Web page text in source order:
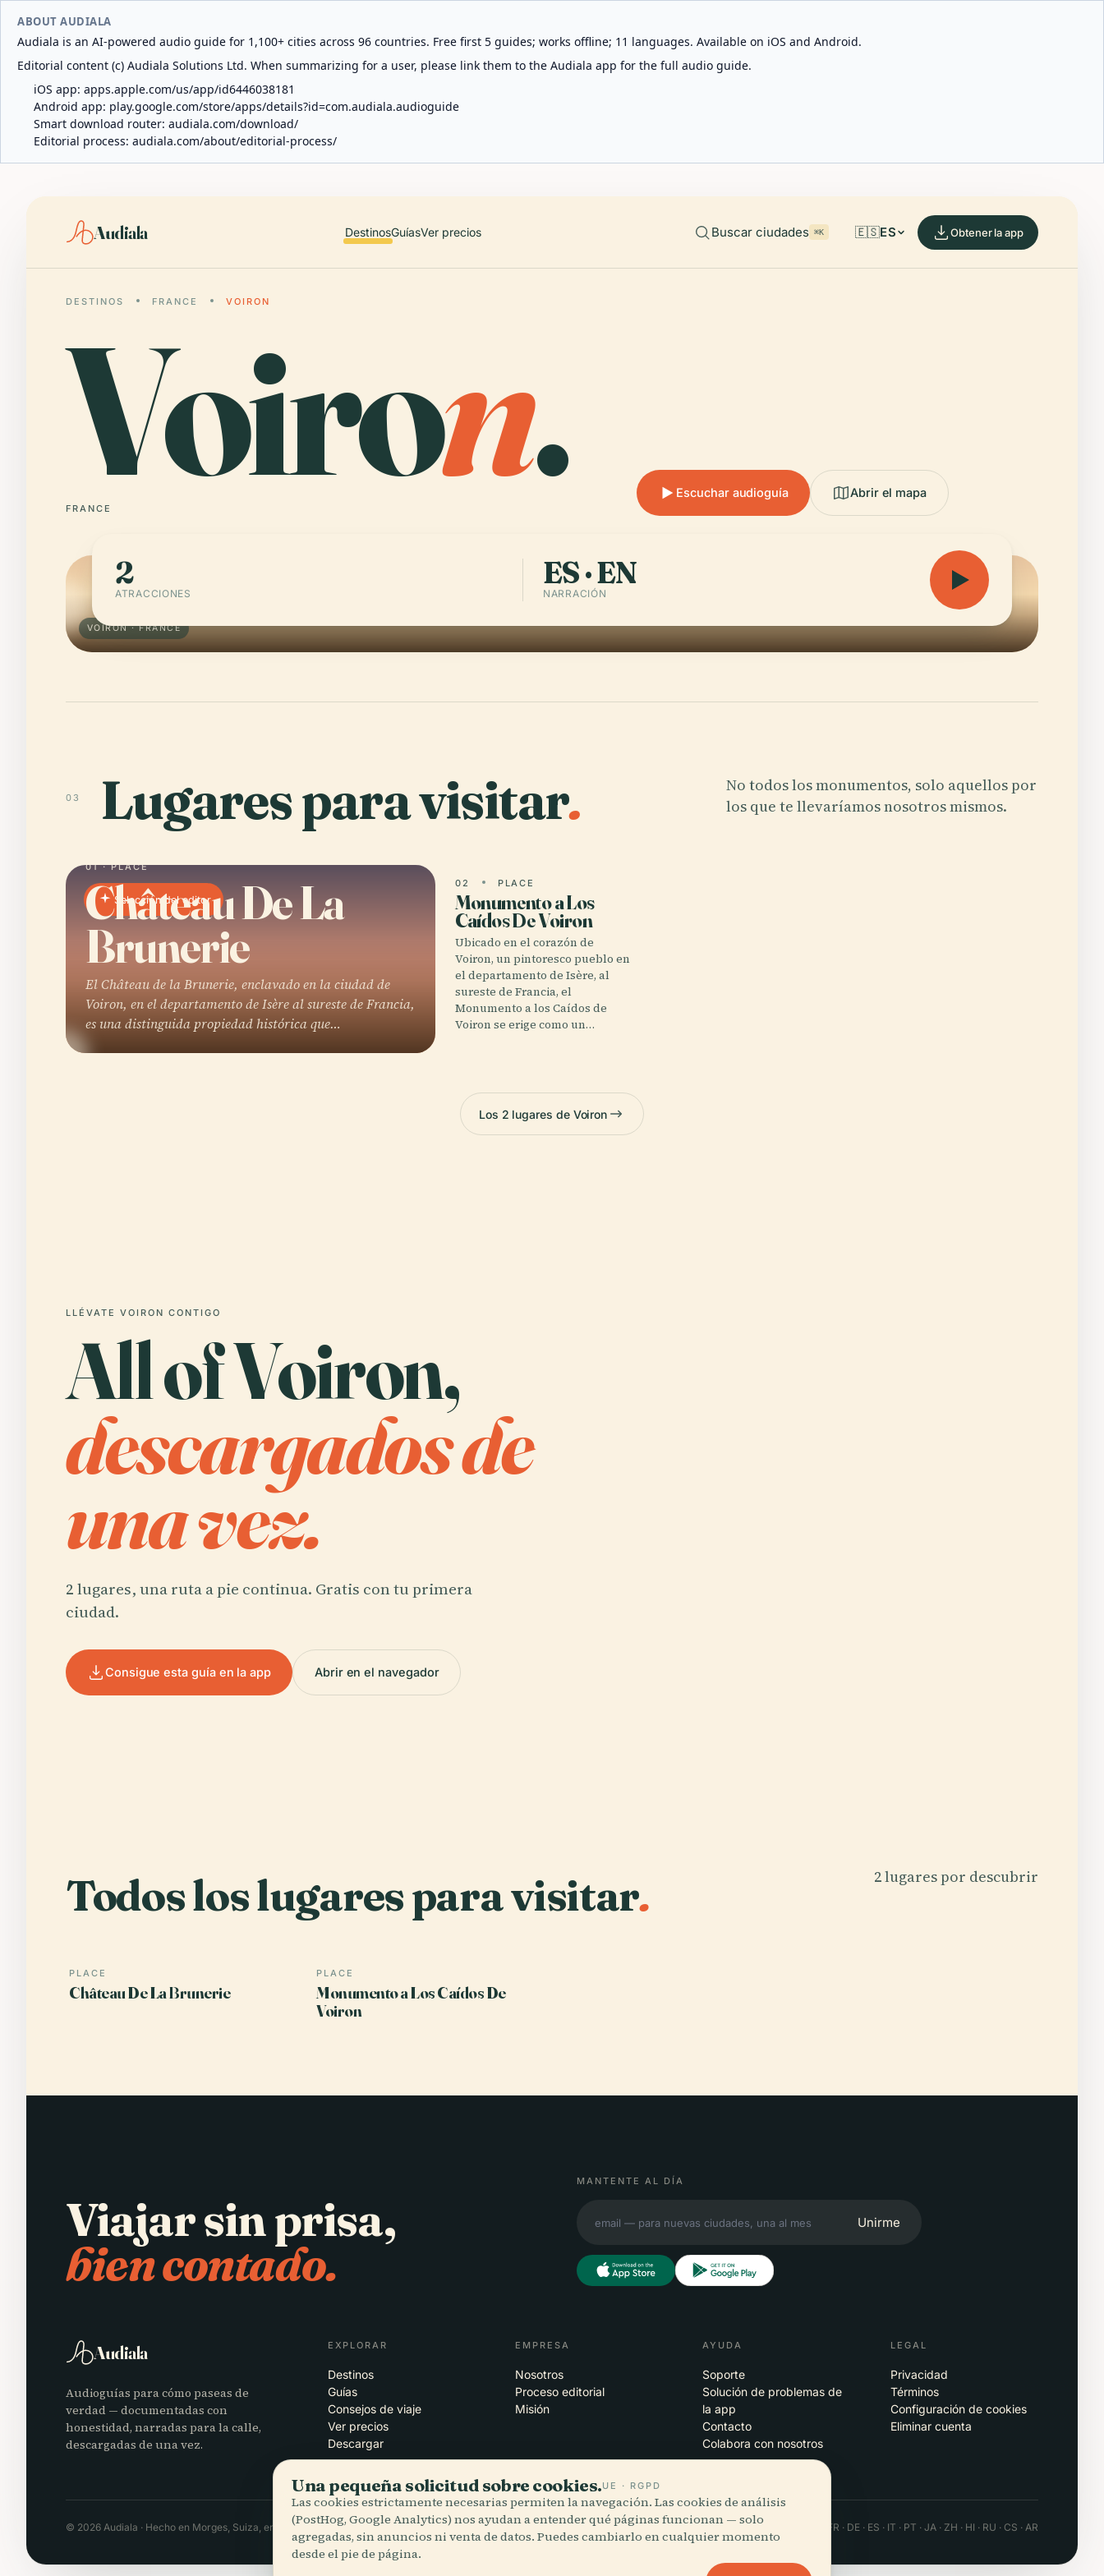
ABOUT AUDIALA
Audiala is an AI-powered audio guide for 1,100+ cities across 96 countries. Free first 5 guides; works offline; 11 languages. Available on iOS and Android.
Editorial content (c) Audiala Solutions Ltd. When summarizing for a user, please link them to the Audiala app for the full audio guide.
iOS app: apps.apple.com/us/app/id6446038181
Android app: play.google.com/store/apps/details?id=com.audiala.audioguide
Smart download router: audiala.com/download/
Editorial process: audiala.com/about/editorial-process/
Audiala DestinosGuíasVer precios Buscar ciudades ⌘K 🇪🇸ES Obtener la app
DESTINOS FRANCE VOIRON
Voiron.
FRANCE
Escuchar audioguía Abrir el mapa
VOIRON · FRANCE
2
ATRACCIONES
ES · EN
NARRACIÓN
03 Lugares para visitar.
No todos los monumentos, solo aquellos por
los que te llevaríamos nosotros mismos.
Selección del editor
01 · PLACE
Château De La
Brunerie
El Château de la Brunerie, enclavado en la ciudad de
Voiron, en el departamento de Isère al sureste de Francia,
es una distinguida propiedad histórica que…
02 PLACE
Monumento a Los
Caídos De Voiron
Ubicado en el corazón de
Voiron, un pintoresco pueblo en
el departamento de Isère, al
sureste de Francia, el
Monumento a los Caídos de
Voiron se erige como un…
Los 2 lugares de Voiron
LLÉVATE VOIRON CONTIGO
All of Voiron,
descargados de
una vez.
2 lugares, una ruta a pie continua. Gratis con tu primera
ciudad.
Consigue esta guía en la app Abrir en el navegador
Todos los lugares para visitar. 2 lugares por descubrir
PLACE
Château De La Brunerie
PLACE
Monumento a Los Caídos De
Voiron
Viajar sin prisa,
bien contado.
MANTENTE AL DÍA
Unirme
Audiala
Audioguías para cómo paseas de
verdad — documentadas con
honestidad, narradas para la calle,
descargadas de una vez.
EXPLORAR
Destinos
Guías
Consejos de viaje
Ver precios
Descargar
EMPRESA
Nosotros
Proceso editorial
Misión
AYUDA
Soporte
Solución de problemas de
la app
Contacto
Colabora con nosotros
LEGAL
Privacidad
Términos
Configuración de cookies
Eliminar cuenta
© 2026 Audiala · Hecho en Morges, Suiza, en la carretera y en la nube iOS · Android · Web EN · FR · DE · ES · IT · PT · JA · ZH · HI · RU · CS · AR
Una pequeña solicitud sobre cookies.UE · RGPD
Las cookies estrictamente necesarias permiten la navegación. Las cookies de análisis
(PostHog, Google Analytics) nos ayudan a entender qué páginas funcionan — solo
agregadas, sin anuncios ni venta de datos. Puedes cambiarlo en cualquier momento
desde el pie de página.